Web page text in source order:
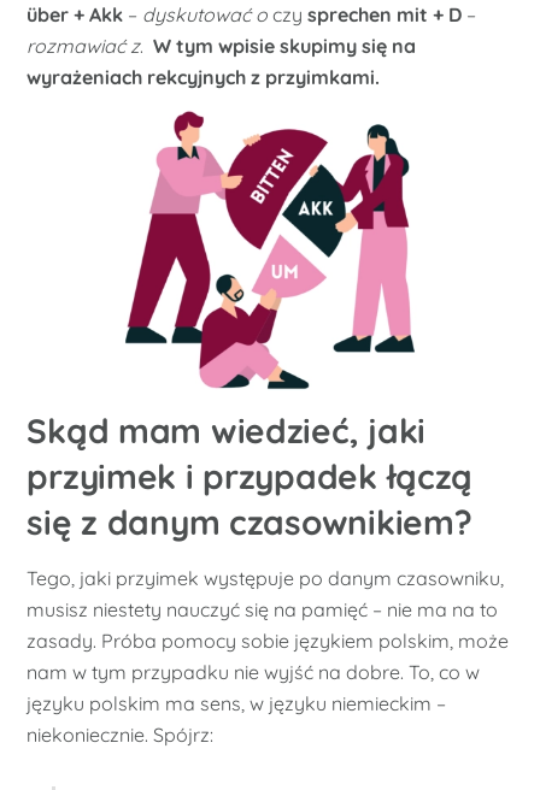
über + Akk – dyskutować o czysprechen mit + D –
rozmawiać z.W tym wpisie skupimy się na
wyrażeniach rekcyjnych z przyimkami.
Skąd mam wiedzieć, jaki
przyimek i przypadek łączą
się z danym czasownikiem?
Tego, jaki przyimek występuje po danym czasowniku,
musisz niestety nauczyć się na pamięć – nie ma na to
zasady. Próba pomocy sobie językiem polskim, może
nam w tym przypadku nie wyjść na dobre. To, co w
języku polskim ma sens, w języku niemieckim –
niekoniecznie. Spójrz: